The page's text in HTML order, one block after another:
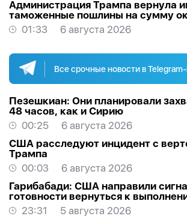
Администрация Трампа вернула
таможенные пошлины на сумму
долларов
01:33 6 августа 2026
Все срочные новости в
Пезешкиан: Они планировали
48 часов, как и Сирию
00:25
6 августа 2026
США расследуют инцидент с
Трампа
00:03
6 августа 2026
Гарибабади: США направили
готовности вернуться к
обязательств
23:31
5 августа 2026